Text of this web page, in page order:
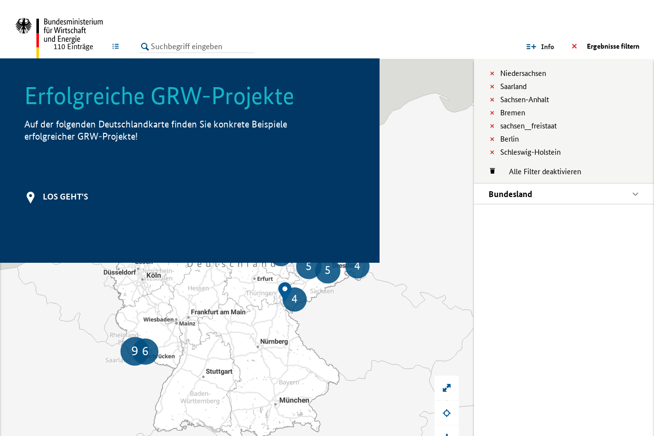
LISTE Ergebnisse filtern
Info
Niedersachsen
Saarland
Sachsen-Anhalt
Bremen
sachsen__freistaat
Berlin
Schleswig-Holstein
Alle Filter deaktivieren
Bundesland
110 Einträge
Erfolgreiche GRW-Projekte
Auf der folgenden Deutschlandkarte finden Sie konkrete Beispiele
erfolgreicher GRW-Projekte!
LOS GEHT'S